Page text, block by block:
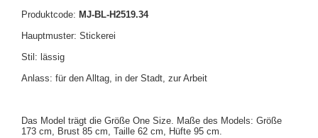
Produktcode: MJ-BL-H2519.34
Hauptmuster: Stickerei
Stil: lässig
Anlass: für den Alltag, in der Stadt, zur Arbeit
Das Model trägt die Größe One Size. Maße des Models: Größe
173 cm, Brust 85 cm, Taille 62 cm, Hüfte 95 cm.